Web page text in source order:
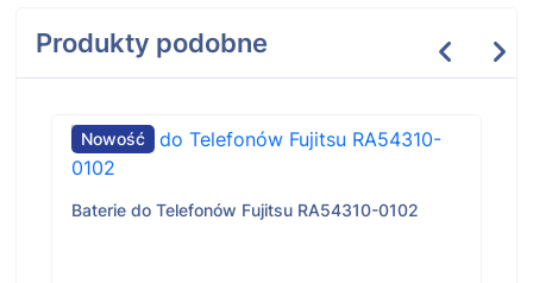
Produkty podobne
Nowość
Baterie do Telefonów Fujitsu RA54310-0102